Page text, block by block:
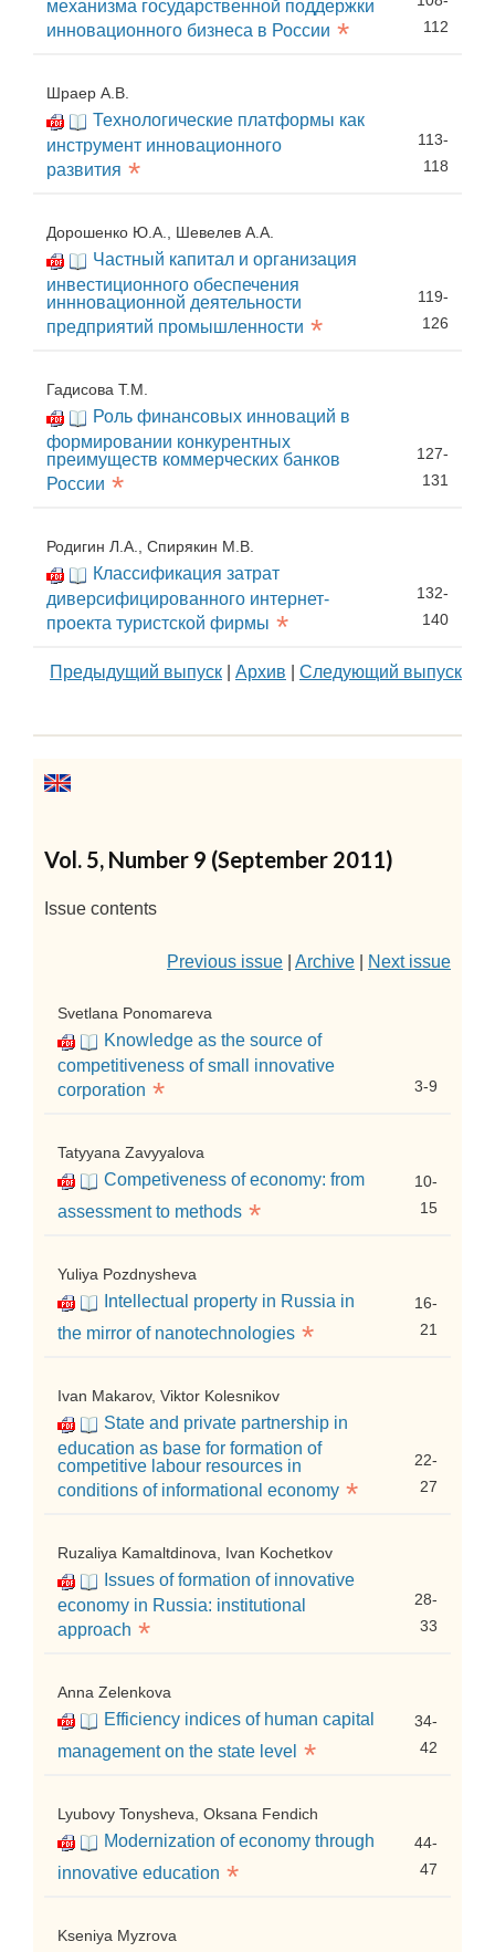
механизма государственной поддержки
инновационного бизнеса в России *
112
Шраер А.В.
Технологические платформы как
инструмент инновационного
развития *
113-
118
Дорошенко Ю.А., Шевелев А.А.
Частный капитал и организация
инвестиционного обеспечения
иннновационной деятельности
предприятий промышленности *
119-
126
Гадисова Т.М.
Роль финансовых инноваций в
формировании конкурентных
преимуществ коммерческих банков
России *
127-
131
Родигин Л.А., Спирякин М.В.
Классификация затрат
диверсифицированного интернет-
проекта туристской фирмы *
132-
140
Предыдущий выпуск Архив Следующий выпуск
Vol. 5, Number 9 (September 2011)
Issue contents
Previous issue Archive Next issue
Svetlana Ponomareva
Knowledge as the source of
competitiveness of small innovative
corporation * 3-9
Tatyyana Zavyyalova
Competiveness of economy: from
assessment to methods *
10-
15
Yuliya Pozdnysheva
Intellectual property in Russia in
the mirror of nanotechnologies *
16-
21
Ivan Makarov, Viktor Kolesnikov
State and private partnership in
education as base for formation of
competitive labour resources in
conditions of informational economy *
22-
27
Ruzaliya Kamaltdinova, Ivan Kochetkov
Issues of formation of innovative
economy in Russia: institutional
approach *
28-
33
Anna Zelenkova
Efficiency indices of human capital
management on the state level *
34-
42
Lyubovy Tonysheva, Oksana Fendich
Modernization of economy through
innovative education *
44-
47
Kseniya Myzrova